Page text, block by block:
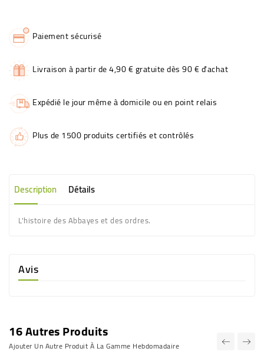
Paiement sécurisé
Livraison à partir de 4,90 € gratuite dès 90 € d'achat
Expédié le jour même à domicile ou en point relais
Plus de 1500 produits certifiés et contrôlés
Description Détails
L'histoire des Abbayes et des ordres.
Avis
16 Autres Produits
Ajouter Un Autre Produit À La Gamme Hebdomadaire